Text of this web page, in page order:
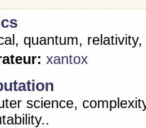
quantum,
xantox
science,